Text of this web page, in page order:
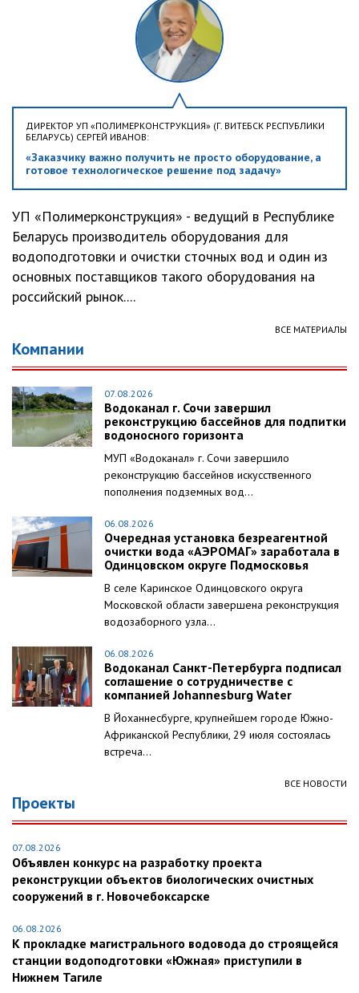
ДИРЕКТОР УП «ПОЛИМЕРКОНСТРУКЦИЯ» (Г. ВИТЕБСК РЕСПУБЛИКИ
БЕЛАРУСЬ) СЕРГЕЙ ИВАНОВ:
«Заказчику важно получить не просто оборудование, а
готовое технологическое решение под задачу»
УП «Полимерконструкция» - ведущий в Республике
Беларусь производитель оборудования для
водоподготовки и очистки сточных вод и один из
основных поставщиков такого оборудования на
российский рынок....
ВСЕ МАТЕРИАЛЫ
Компании
07.08.2026
Водоканал г. Сочи завершил
реконструкцию бассейнов для подпитки
водоносного горизонта
МУП «Водоканал» г. Сочи завершило
реконструкцию бассейнов искусственного
пополнения подземных вод...
06.08.2026
Очередная установка безреагентной
очистки вода «АЭРОМАГ» заработала в
Одинцовском округе Подмосковья
В селе Каринское Одинцовского округа
Московской области завершена реконструкция
водозаборного узла...
06.08.2026
Водоканал Санкт-Петербурга подписал
соглашение о сотрудничестве с
компанией Johannesburg Water
В Йоханнесбурге, крупнейшем городе Южно-
Африканской Республики, 29 июля состоялась
встреча...
ВСЕ НОВОСТИ
Проекты
07.08.2026
Объявлен конкурс на разработку проекта
реконструкции объектов биологических очистных
сооружений в г. Новочебоксарске
06.08.2026
К прокладке магистрального водовода до строящейся
станции водоподготовки «Южная» приступили в
Нижнем Тагиле